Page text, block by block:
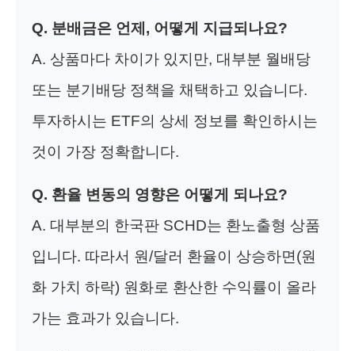
Q. 분배금은 언제, 어떻게 지급되나요?
A. 상품마다 차이가 있지만, 대부분 월배당
또는 분기배당 정책을 채택하고 있습니다.
투자하시는 ETF의 상세 정보를 확인하시는
것이 가장 정확합니다.
Q. 환율 변동의 영향은 어떻게 되나요?
A. 대부분의 한국판 SCHD는 환노출형 상품
입니다. 따라서 원/달러 환율이 상승하면(원
화 가치 하락) 원화로 환산한 수익률이 올라
가는 효과가 있습니다.